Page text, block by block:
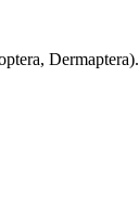
Dermaptera).